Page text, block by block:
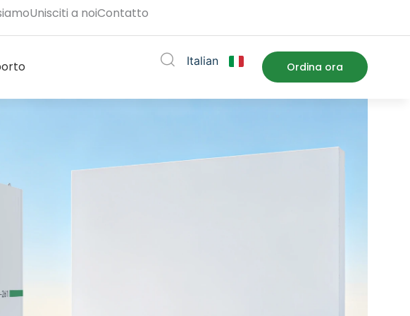
Unisciti a noiContatto
Italian Ordina ora